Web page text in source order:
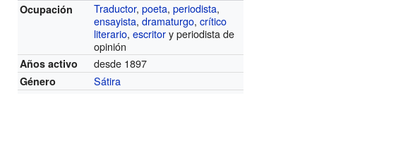
Ocupación
Traductor,poeta,periodista,
ensayista,dramaturgo,crítico
literario,escritory periodista de
opinión
Años activo desde 1897
Género Sátira